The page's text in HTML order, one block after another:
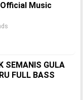
Music
SEMANIS GULA
FULL BASS